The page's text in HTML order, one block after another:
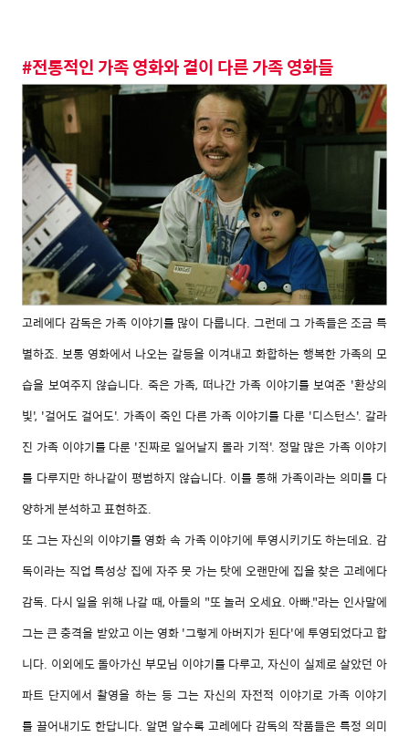
#전통적인 가족 영화와 결이 다른 가족 영화들
고레에다 감독은 가족 이야기를 많이 다룹니다. 그런데 그 가족들은 조금 특
별하죠. 보통 영화에서 나오는 갈등을 이겨내고 화합하는 행복한 가족의 모
습을 보여주지 않습니다. 죽은 가족, 떠나간 가족 이야기를 보여준 '환상의
빛', '걸어도 걸어도'. 가족이 죽인 다른 가족 이야기를 다룬 '디스턴스'. 갈라
진 가족 이야기를 다룬 '진짜로 일어날지 몰라 기적'. 정말 많은 가족 이야기
를 다루지만 하나같이 평범하지 않습니다. 이를 통해 가족이라는 의미를 다
양하게 분석하고 표현하죠.
또 그는 자신의 이야기를 영화 속 가족 이야기에 투영시키기도 하는데요. 감
독이라는 직업 특성상 집에 자주 못 가는 탓에 오랜만에 집을 찾은 고레에다
감독. 다시 일을 위해 나갈 때, 아들의 "또 놀러 오세요. 아빠."라는 인사말에
그는 큰 충격을 받았고 이는 영화 '그렇게 아버지가 된다'에 투영되었다고 합
니다. 이외에도 돌아가신 부모님 이야기를 다루고, 자신이 실제로 살았던 아
파트 단지에서 촬영을 하는 등 그는 자신의 자전적 이야기로 가족 이야기
를 끌어내기도 한답니다. 알면 알수록 고레에다 감독의 작품들은 특정 의미